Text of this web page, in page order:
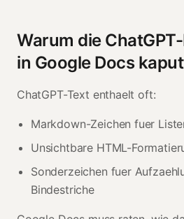
Warum die
in Google Docs
ChatGPT-Text enthaelt oft:
Markdown-Zeichen fuer
Unsichtbare HTML-
Sonderzeichen fuer
Bindestriche